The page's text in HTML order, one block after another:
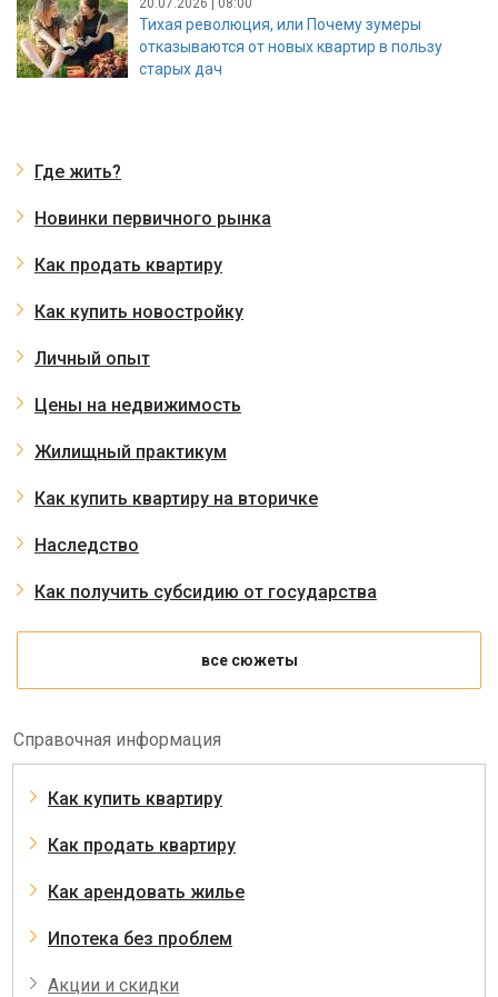
Тихая революция, или Почему зумеры
отказываются от новых квартир в пользу
старых дач
Где жить?
Новинки первичного рынка
Как продать квартиру
Как купить новостройку
Личный опыт
Цены на недвижимость
Жилищный практикум
Как купить квартиру на вторичке
Наследство
Как получить субсидию от государства
все сюжеты
Справочная информация
Как купить квартиру
Как продать квартиру
Как арендовать жилье
Ипотека без проблем
Акции и скидки